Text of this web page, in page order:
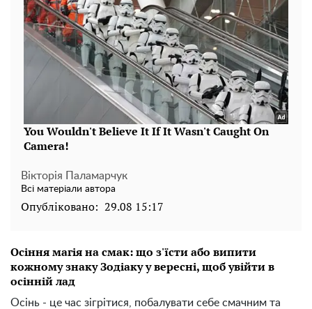
Вікторія Паламарчук
Всі матеріали автора
Опубліковано: 29.08 15:17
Осіння магія на смак: що з'їсти або випити
кожному знаку Зодіаку у вересні, щоб увійти в
осінній лад
Осінь - це час зігрітися, побалувати себе смачним та